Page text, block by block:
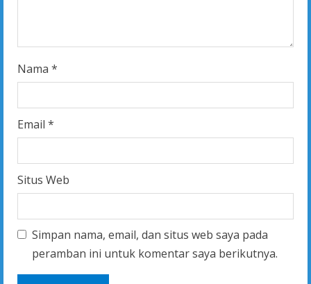
Nama *
Email *
Situs Web
Simpan nama, email, dan situs web saya pada
peramban ini untuk komentar saya berikutnya.